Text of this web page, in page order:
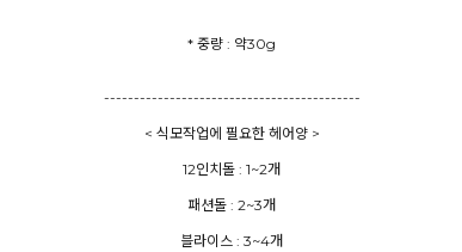
* 중량 : 약30g
-------------------------------------------
< 식모작업에 필요한 헤어양 >
12인치돌 : 1~2개
패션돌 : 2~3개
블라이스 : 3~4개